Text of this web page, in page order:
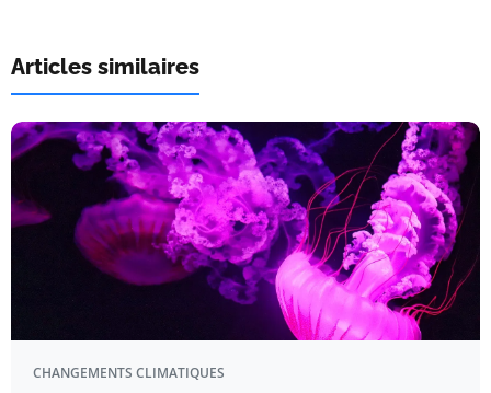
Articles similaires
CHANGEMENTS CLIMATIQUES